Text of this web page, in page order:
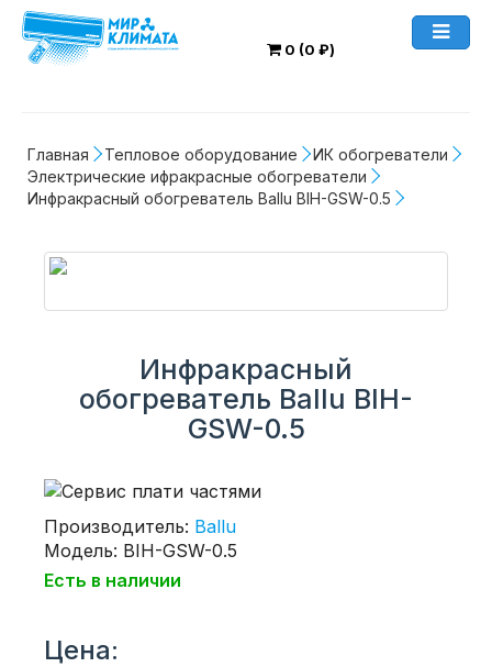
0 (0 ₽)
Главная Тепловое оборудование
ИК обогреватели
Электрические ифракрасные обогреватели
Инфракрасный обогреватель Ballu BIH-GSW-0.5
Инфракрасный
обогреватель Ballu BIH-
GSW-0.5
Производитель: Ballu
Модель: BIH-GSW-0.5
Есть в наличии
Цена: